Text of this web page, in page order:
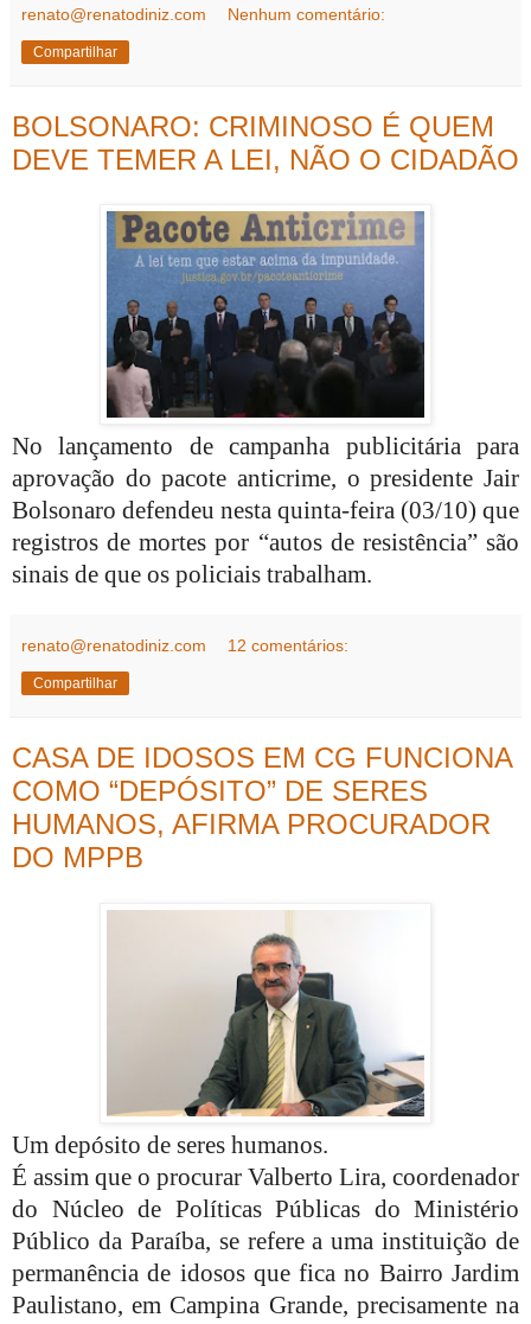
renato@renatodiniz.com Nenhum comentário:
Compartilhar
BOLSONARO: CRIMINOSO É QUEM
DEVE TEMER A LEI, NÃO O CIDADÃO
No lançamento de campanha publicitária para
aprovação do pacote anticrime, o presidente Jair
Bolsonaro defendeu nesta quinta-feira (03/10) que
registros de mortes por “autos de resistência” são
sinais de que os policiais trabalham.
renato@renatodiniz.com 12 comentários:
Compartilhar
CASA DE IDOSOS EM CG FUNCIONA
COMO “DEPÓSITO” DE SERES
HUMANOS, AFIRMA PROCURADOR
DO MPPB
Um depósito de seres humanos.
É assim que o procurar Valberto Lira, coordenador
do Núcleo de Políticas Públicas do Ministério
Público da Paraíba, se refere a uma instituição de
permanência de idosos que fica no Bairro Jardim
Paulistano, em Campina Grande, precisamente na